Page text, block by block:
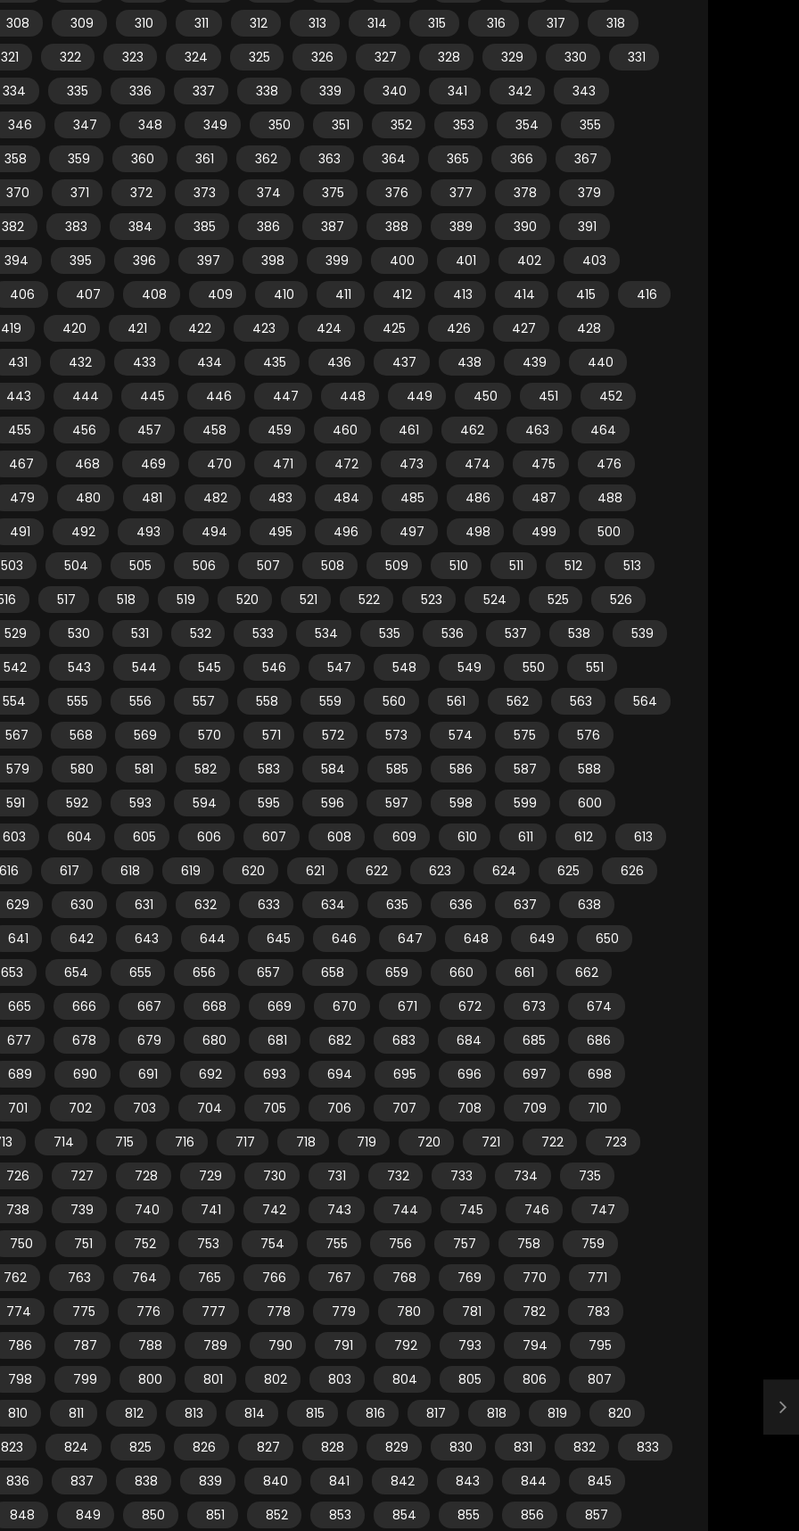
308
309 310 311 312 313 314 315 316 317
318
321
322 323 324 325 326 327 328 329 330
331
334
335 336 337 338 339 340 341 342
343
346
347 348 349 350 351 352 353 354
355
358
359 360 361 362 363 364 365 366
367
370
371 372 373 374 375 376 377 378
379
382
383 384 385 386 387 388 389 390
391
394
395 396 397 398 399 400 401 402
403
406
407 408 409 410 411 412 413 414 415
416
419
420 421 422 423 424 425 426 427
428
431
432 433 434 435 436 437 438 439
440
443
444 445 446 447 448 449 450 451
452
455
456 457 458 459 460 461 462 463
464
467
468 469 470 471 472 473 474 475
476
479
480 481 482 483 484 485 486 487
488
491
492 493 494 495 496 497 498 499
500
503
504 505 506 507 508 509 510 511 512
513
517 518 519 520 521 522 523 524 525
526
529
530 531 532 533 534 535 536 537 538
539
542
543 544 545 546 547 548 549 550
551
554
555 556 557 558 559 560 561 562 563
564
567
568 569 570 571 572 573 574 575
576
579
580 581 582 583 584 585 586 587
588
591
592 593 594 595 596 597 598 599
600
603
604 605 606 607 608 609 610 611 612
613
616
617 618 619 620 621 622 623 624 625
626
629
630 631 632 633 634 635 636 637
638
641
642 643 644 645 646 647 648 649
650
653
654 655 656 657 658 659 660 661
662
665
666 667 668 669 670 671 672 673
674
677
678 679 680 681 682 683 684 685
686
689
690 691 692 693 694 695 696 697
698
701
702 703 704 705 706 707 708 709
710
714 715 716 717 718 719 720 721 722
723
726
727 728 729 730 731 732 733 734
735
738
739 740 741 742 743 744 745 746
747
750
751 752 753 754 755 756 757 758
759
762
763 764 765 766 767 768 769 770
771
774
775 776 777 778 779 780 781 782
783
786
787 788 789 790 791 792 793 794
795
798
799 800 801 802 803 804 805 806
807
810
811 812 813 814 815 816 817 818 819
820
823
824 825 826 827 828 829 830 831 832
833
836
837 838 839 840 841 842 843 844
845
848
849 850 851 852 853 854 855 856 857